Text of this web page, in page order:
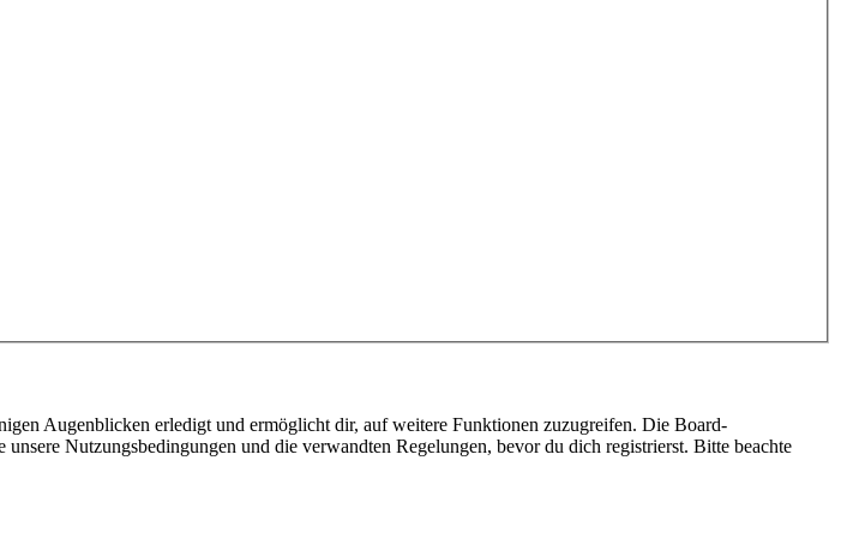
Augenblicken erledigt und ermöglicht dir, auf weitere Funktionen zuzugreifen. Die Board-
Nutzungsbedingungen und die verwandten Regelungen, bevor du dich registrierst. Bitte beachte